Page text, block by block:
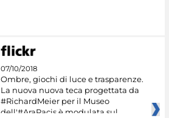
07/10/2018
Ombre, giochi di luce e trasparenze.
La nuova nuova teca progettata da
#RichardMeier per il Museo
dell'#AraPacis è modulata sul